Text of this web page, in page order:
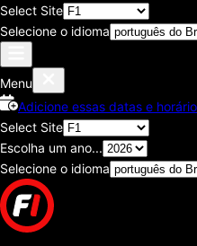
Select Site
Selecione o idioma
Menu
Adicione essas datas e
Select Site
Escolha um ano...
Selecione o idioma